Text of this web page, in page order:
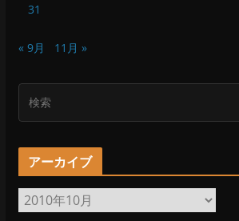
31
« 9月 11月 »
アーカイブ
ア
ー